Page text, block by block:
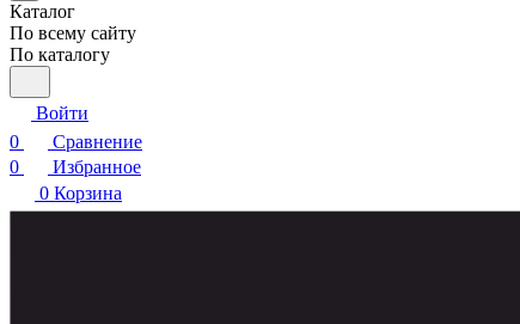
Каталог
По всему сайту
По каталогу
Войти
0
Сравнение
0
Избранное
0 Корзина